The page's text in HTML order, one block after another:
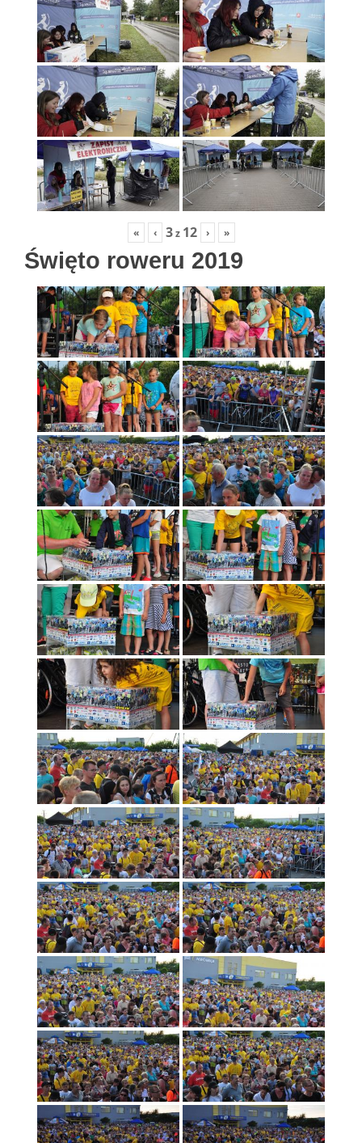
« ‹ 3z 12 › »
Święto roweru 2019